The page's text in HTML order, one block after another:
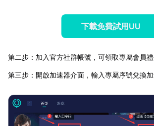
下載免費試用UU
第二步：加入官方社群帳號，可領取專屬會員禮
第三步：開啟加速器介面，輸入專屬序號兌換加